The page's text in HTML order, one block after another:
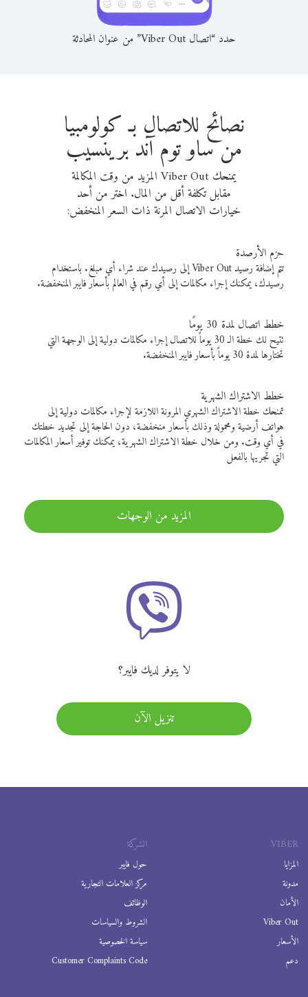
حدد “اتصال Viber Out” من عنوان المحادثة
نصائح للاتصال بـ كولومبيا
من ساو توم آند برينسيب
يمنحك Viber Out المزيد من وقت المكالمة
مقابل تكلفة أقل من المال. اختر من أحد
خيارات الاتصال المرنة ذات السعر المنخفض:
حزم الأرصدة
تتم إضافة رصيد Viber Out إلى رصيدك عند شراء أي مبلغ. باستخدام
رصيدك، يمكنك إجراء مكالمات إلى أي رقم في العالم بأسعار فايبر المنخفضة.
خطط اتصال لمدة 30 يومًا
تتيح لك خطة الـ 30 يوماً للاتصال إجراء مكالمات دولية إلى الوجهة التي
تختارها لمدة 30 يوماً بأسعار فايبر المنخفضة.
خطط الاشتراك الشهرية
تمنحك خطة الاشتراك الشهري المرونة اللازمة لإجراء مكالمات دولية إلى
هواتف أرضية ومحمولة وذلك بأسعار منخفضة، دون الحاجة إلى تجديد خطتك
في أي وقت. ومن خلال خطة الاشتراك الشهرية، يمكنك توفير أسعار المكالمات
التي تجريها بالفعل
المزيد من الوجهات
لا يتوفر لديك فايبر؟
تنزيل الآن
VIBER
المزايا
مدونة
الأمان
Viber Out
الأسعار
دعم
الشركة
حول فايبر
مركز العلامات التجارية
الوظائف
الشروط والسياسات
سياسة الخصوصية
Customer Complaints Code